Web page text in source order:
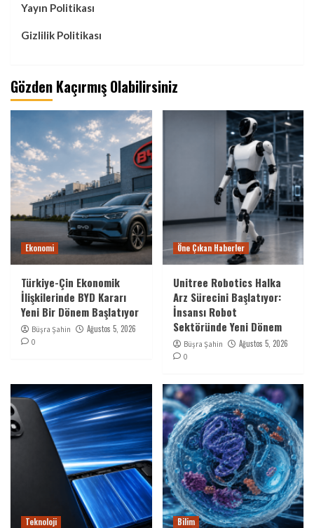
Yayın Politikası
Gizlilik Politikası
Gözden Kaçırmış Olabilirsiniz
Ekonomi
Türkiye-Çin Ekonomik
İlişkilerinde BYD Kararı
Yeni Bir Dönem Başlatıyor
Büşra Şahin Ağustos 5, 2026
0
Öne Çıkan Haberler
Unitree Robotics Halka
Arz Sürecini Başlatıyor:
İnsansı Robot
Sektöründe Yeni Dönem
Büşra Şahin Ağustos 5, 2026
0
Teknoloji Bilim